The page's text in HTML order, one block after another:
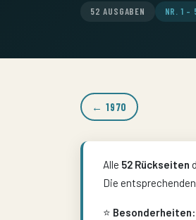
52 AUSGABEN NR. 1 –
← 1970
Alle 52 Rückseiten
Die
⭐ Besonderheiten: